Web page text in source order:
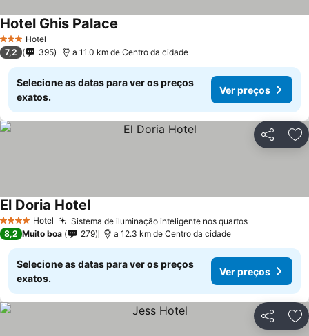
3 EstrelasHotel
Hotel Ghis Palace
7,2 395 a 11.0 km de Centro da cidade
Selecione as datas para ver os preços
exatos.
Ver preços
Partilhar
4 EstrelasHotel Sistema de iluminação inteligente nos quartos
El Doria Hotel
8,2 Muito boa 279 a 12.3 km de Centro da cidade
Selecione as datas para ver os preços
exatos.
Ver preços
Partilhar